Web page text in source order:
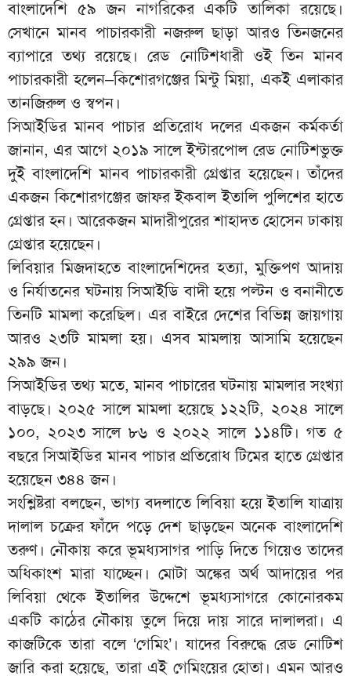
বাংলাদেশি ৫৯ জন নাগরিকের একটি তালিকা রয়েছে।
সেখানে মানব পাচারকারী নজরুল ছাড়া আরও তিনজনের
ব্যাপারে তথ্য রয়েছে। রেড নোটিশধারী ওই তিন মানব
পাচারকারী হলেন–কিশোরগঞ্জের মিন্টু মিয়া, একই এলাকার
তানজিরুল ও স্বপন।
সিআইডির মানব পাচার প্রতিরোধ দলের একজন কর্মকর্তা
জানান, এর আগে ২০১৯ সালে ইন্টারপোল রেড নোটিশভুক্ত
দুই বাংলাদেশি মানব পাচারকারী গ্রেপ্তার হয়েছেন। তাঁদের
একজন কিশোরগঞ্জের জাফর ইকবাল ইতালি পুলিশের হাতে
গ্রেপ্তার হন। আরেকজন মাদারীপুরের শাহাদত হোসেন ঢাকায়
গ্রেপ্তার হয়েছেন।
লিবিয়ার মিজদাহতে বাংলাদেশিদের হত্যা, মুক্তিপণ আদায়
ও নির্যাতনের ঘটনায় সিআইডি বাদী হয়ে পল্টন ও বনানীতে
তিনটি মামলা করেছিল। এর বাইরে দেশের বিভিন্ন জায়গায়
আরও ২৩টি মামলা হয়। এসব মামলায় আসামি হয়েছেন
২৯৯ জন।
সিআইডির তথ্য মতে, মানব পাচারের ঘটনায় মামলার সংখ্যা
বাড়ছে। ২০২৫ সালে মামলা হয়েছে ১২২টি, ২০২৪ সালে
১০০, ২০২৩ সালে ৮৬ ও ২০২২ সালে ১১৪টি। গত ৫
বছরে সিআইডির মানব পাচার প্রতিরোধ টিমের হাতে গ্রেপ্তার
হয়েছেন ৩৪৪ জন।
সংশ্লিষ্টরা বলছেন, ভাগ্য বদলাতে লিবিয়া হয়ে ইতালি যাত্রায়
দালাল চক্রের ফাঁদে পড়ে দেশ ছাড়ছেন অনেক বাংলাদেশি
তরুণ। নৌকায় করে ভূমধ্যসাগর পাড়ি দিতে গিয়েও তাদের
অধিকাংশ মারা যাচ্ছেন। মোটা অঙ্কের অর্থ আদায়ের পর
লিবিয়া থেকে ইতালির উদ্দেশে ভূমধ্যসাগরে কোনোরকম
একটি কাঠের নৌকায় তুলে দিয়ে দায় সারে দালালরা। এ
কাজটিকে তারা বলে ‘গেমিং’। যাদের বিরুদ্ধে রেড নোটিশ
জারি করা হয়েছে, তারা এই গেমিংয়ের হোতা। এমন আরও